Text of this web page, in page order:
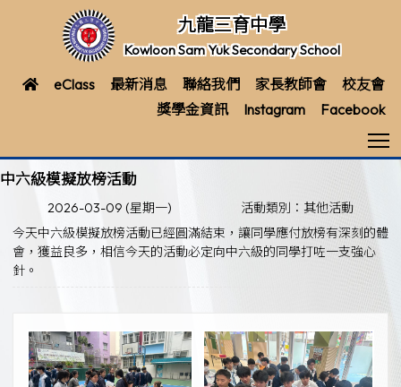
九龍三育中學
Kowloon Sam Yuk Secondary School
eClass 最新消息 聯絡我們 家長教師會
校友會
獎學金資訊
Instagram Facebook
中六級模擬放榜活動
2026-03-09 (星期一)
活動類別：其他活動
今天中六級模擬放榜活動已經圓滿結束，讓同學應付放榜有深刻的體
會，獲益良多，相信今天的活動必定向中六級的同學打咗一支強心
針。